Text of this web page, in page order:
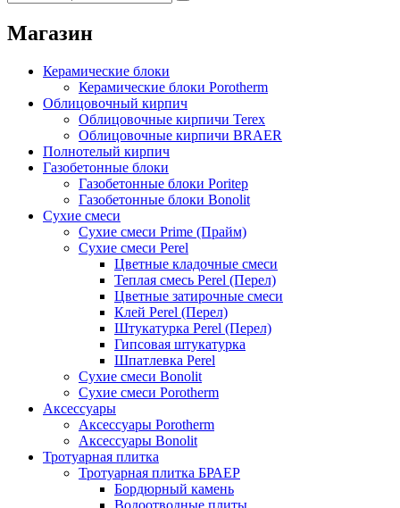
Магазин
Керамические блоки
Керамические блоки Porotherm
Облицовочный кирпич
Облицовочные кирпичи Terex
Облицовочные кирпичи BRAER
Полнотелый кирпич
Газобетонные блоки
Газобетонные блоки Poritep
Газобетонные блоки Bonolit
Сухие смеси
Сухие смеси Prime (Прайм)
Сухие смеси Perel
Цветные кладочные смеси
Теплая смесь Perel (Перел)
Цветные затирочные смеси
Клей Perel (Перел)
Штукатурка Perel (Перел)
Гипсовая штукатурка
Шпатлевка Perel
Сухие смеси Bonolit
Сухие смеси Porotherm
Аксессуары
Аксессуары Porotherm
Аксессуары Bonolit
Тротуарная плитка
Тротуарная плитка БРАЕР
Бордюрный камень
Водоотводные плиты